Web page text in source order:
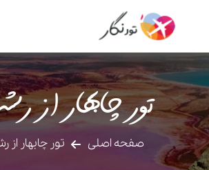
تور چابهار
صفحه اصلی تور چابهار از